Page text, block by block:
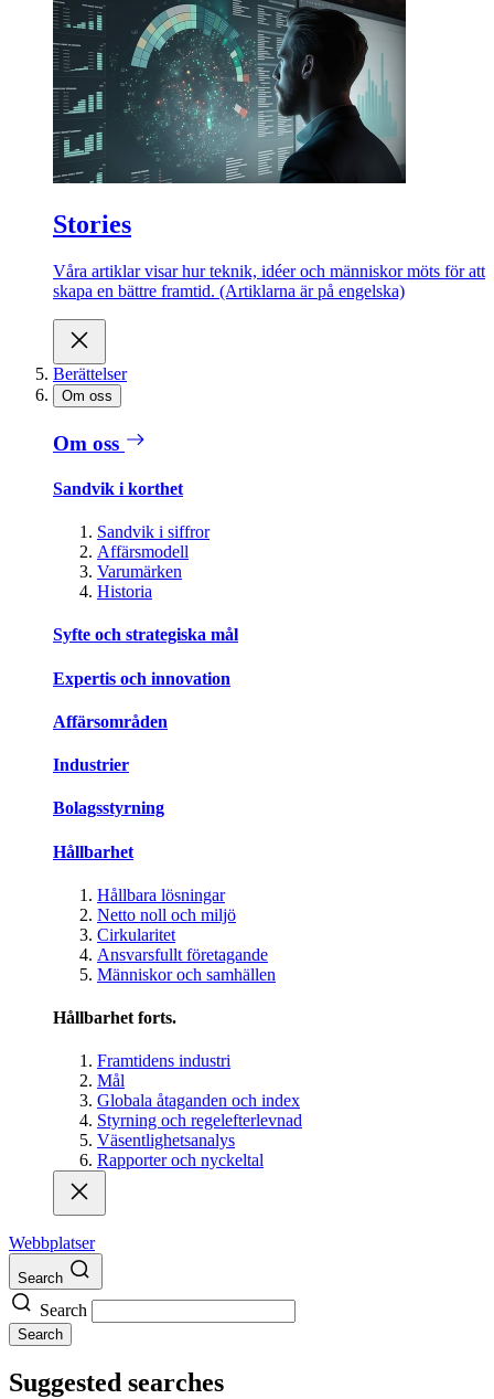
Stories
Våra artiklar visar hur teknik, idéer och människor möts för att
skapa en bättre framtid. (Artiklarna är på engelska)
Berättelser
Om oss
Om oss
Sandvik i korthet
Sandvik i siffror
Affärsmodell
Varumärken
Historia
Syfte och strategiska mål
Expertis och innovation
Affärsområden
Industrier
Bolagsstyrning
Hållbarhet
Hållbara lösningar
Netto noll och miljö
Cirkularitet
Ansvarsfullt företagande
Människor och samhällen
Hållbarhet forts.
Framtidens industri
Mål
Globala åtaganden och index
Styrning och regelefterlevnad
Väsentlighetsanalys
Rapporter och nyckeltal
Webbplatser
Search
Search
Search
Suggested searches